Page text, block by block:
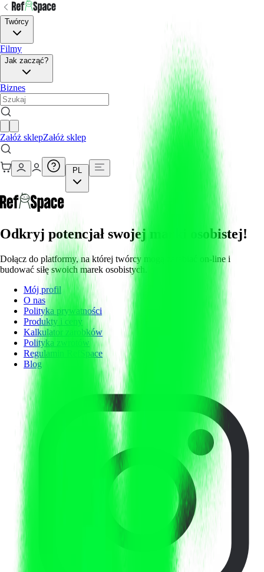
Twórcy
Filmy
Jak zacząć?
Biznes
Załóż sklepZałóż sklep
PL
Odkryj potencjał swojej marki osobistej!
Dołącz do platformy, na której twórcy mogą zarabiać on-line i
budować siłę swoich marek osobistych.
Mój profil
O nas
Polityka prywatności
Produkty i ceny
Kalkulator zarobków
Polityka zwrotów
Regulamin RefSpace
Blog